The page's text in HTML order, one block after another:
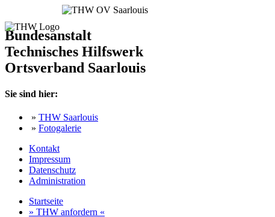
Bundesanstalt
Technisches Hilfswerk
Ortsverband Saarlouis
Sie sind hier:
» THW Saarlouis
» Fotogalerie
Kontakt
Impressum
Datenschutz
Administration
Startseite
» THW anfordern «